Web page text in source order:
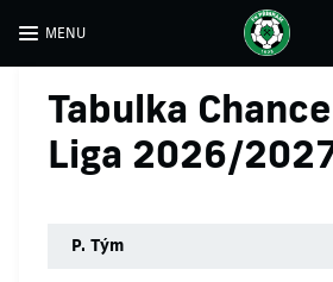
MENU
Tabulka
Liga 2026/
P. Tým